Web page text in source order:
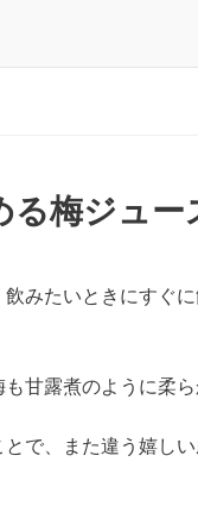
梅ジュー
みたいときにすぐ
甘露煮のように柔
で、また違う嬉し